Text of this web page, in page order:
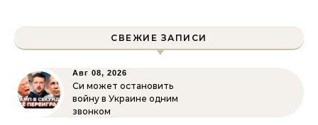
СВЕЖИЕ ЗАПИСИ
Авг 08, 2026
Си может остановить
войну в Украине одним
звонком